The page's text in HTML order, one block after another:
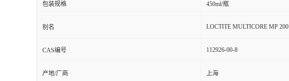
包装规格 450ml/瓶
别名 LOCTITE MULTICORE MP 200
CAS编号 112926-00-8
产地/厂商 上海